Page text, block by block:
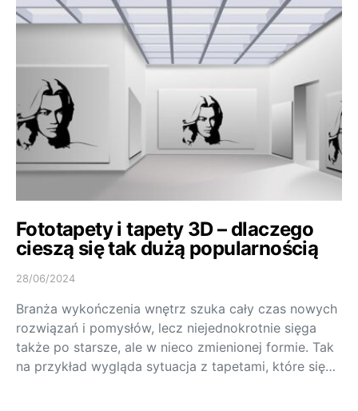
Fototapety i tapety 3D – dlaczego
cieszą się tak dużą popularnością
28/06/2024
Branża wykończenia wnętrz szuka cały czas nowych
rozwiązań i pomysłów, lecz niejednokrotnie sięga
także po starsze, ale w nieco zmienionej formie. Tak
na przykład wygląda sytuacja z tapetami, które się…